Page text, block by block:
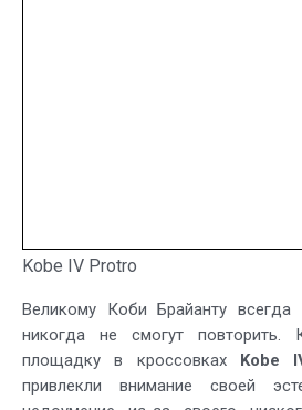
Kobe IV Protro
Великому Коби Брайанту всегда
никогда не смогут
площадку в кроссовках Kobe
привлекли внимание своей